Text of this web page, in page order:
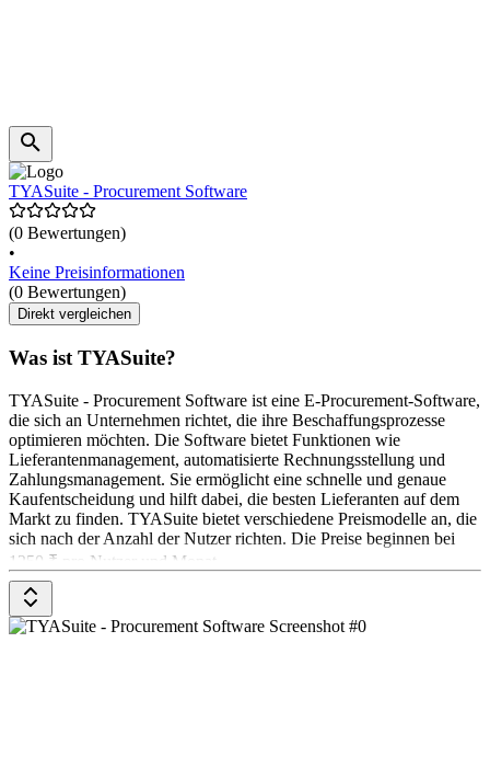
TYASuite - Procurement Software
(0 Bewertungen)
•
Keine Preisinformationen
(0 Bewertungen)
Direkt vergleichen
Was ist TYASuite?
TYASuite - Procurement Software ist eine E-Procurement-Software,
die sich an Unternehmen richtet, die ihre Beschaffungsprozesse
optimieren möchten. Die Software bietet Funktionen wie
Lieferantenmanagement, automatisierte Rechnungsstellung und
Zahlungsmanagement. Sie ermöglicht eine schnelle und genaue
Kaufentscheidung und hilft dabei, die besten Lieferanten auf dem
Markt zu finden. TYASuite bietet verschiedene Preismodelle an, die
sich nach der Anzahl der Nutzer richten. Die Preise beginnen bei
1250 ₹ pro Nutzer und Monat.